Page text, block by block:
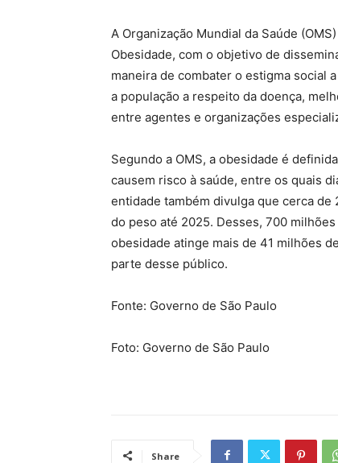
A Organização Mundial da Saúde
Obesidade, com o objetivo de
maneira de combater o estigma social
a população a respeito da doença,
entre agentes e organizações
Segundo a OMS, a obesidade é
causem risco à saúde, entre os quais
entidade também divulga que cerca
do peso até 2025. Desses, 700
obesidade atinge mais de 41 milhões
parte desse público.
Fonte: Governo de São Paulo
Foto: Governo de São Paulo
Share